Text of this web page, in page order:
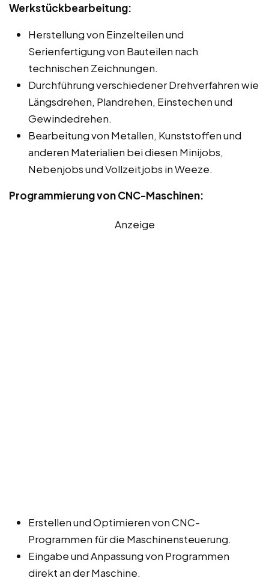
Werkstückbearbeitung:
Herstellung von Einzelteilen und
Serienfertigung von Bauteilen nach
technischen Zeichnungen.
Durchführung verschiedener Drehverfahren wie
Längsdrehen, Plandrehen, Einstechen und
Gewindedrehen.
Bearbeitung von Metallen, Kunststoffen und
anderen Materialien bei diesen Minijobs,
Nebenjobs und Vollzeitjobs in Weeze.
Programmierung von CNC-Maschinen:
Anzeige
Erstellen und Optimieren von CNC-
Programmen für die Maschinensteuerung.
Eingabe und Anpassung von Programmen
direkt an der Maschine.